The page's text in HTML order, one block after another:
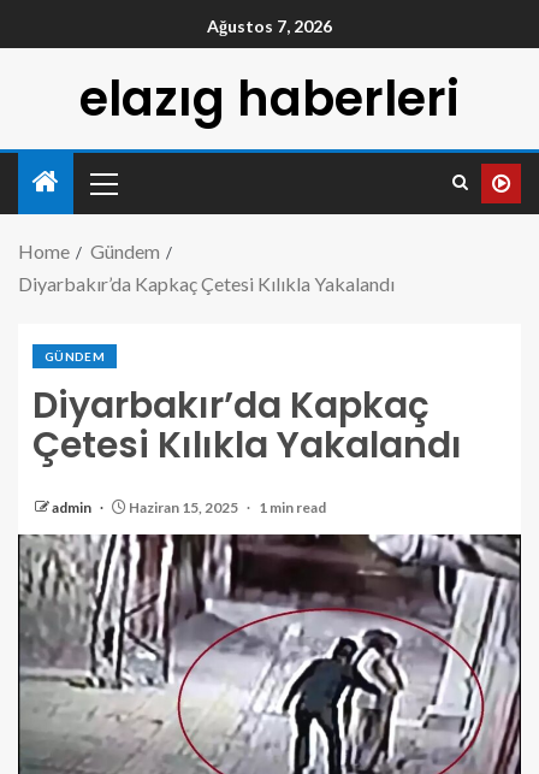
Ağustos 7, 2026
elazıg haberleri
Home
Gündem
Diyarbakır’da Kapkaç Çetesi Kılıkla Yakalandı
GÜNDEM
Diyarbakır’da Kapkaç
Çetesi Kılıkla Yakalandı
admin Haziran 15, 2025 1 min read